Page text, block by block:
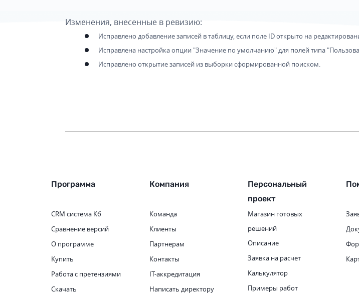
Изменения, внесенные в ревизию:
Исправлено добавление записей в таблицу, если поле ID открыто на
Исправлена настройка опции "Значение по умолчанию" для полей типа
Исправлено открытие записей из выборки сформированной поиском.
Программа
CRM система Кб
Сравнение версий
О программе
Купить
Работа с претензиями
Скачать
Компания
Команда
Клиенты
Партнерам
Контакты
IT-аккредитация
Написать директору
Персональный
проект
Магазин готовых
решений
Описание
Заявка на расчет
Калькулятор
Примеры работ